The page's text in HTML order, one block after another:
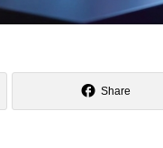
Share